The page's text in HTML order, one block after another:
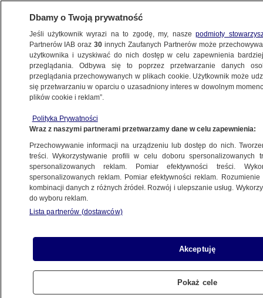
BIZNES
Z KRAJU
17.08.2010, 12:57Aktualizacja:17.08.2010, 12:54
Udostępnij
Dbamy o Twoją prywatność
Jeśli użytkownik wyrazi na to zgodę, my, naszepodmioty
Partnerów IAB oraz30 innych Zaufanych Partnerów może
użytkownika i uzyskiwać do nich dostęp w celu zapewnienia
przeglądania. Odbywa się to poprzez przetwarzanie danych
przeglądania przechowywanych w plikach cookie. Użytkownik może
się przetwarzaniu w oparciu o uzasadniony interes w dowolnym
plików cookie i reklam”.
Polityka Prywatności
Wraz z naszymi partnerami przetwarzamy dane w celu zapewnienia:
Przechowywanie informacji na urządzeniu lub dostęp do nich.
treści. Wykorzystywanie profili w celu doboru spersonalizowanych
spersonalizowanych reklam. Pomiar efektywności treści.
spersonalizowanych reklam. Pomiar efektywności reklam.
kombinacji danych z różnych źródeł. Rozwój i ulepszanie usług.
do wyboru reklam.
Lista partnerów (dostawców)
Akceptuję
Pokaż cele